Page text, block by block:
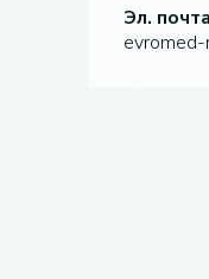
Эл.
evromed-